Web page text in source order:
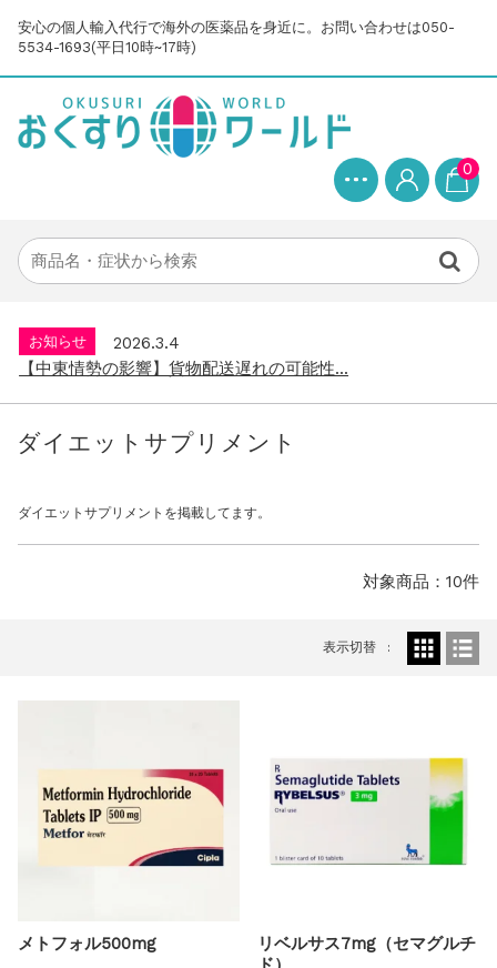
安心の個人輸入代行で海外の医薬品を身近に。お問い合わせは050-
5534-1693(平日10時~17時)
0
2025.8.24
問い合わせ停止期間のご案内...
お知らせ
2026.4.9
お知らせ
2026.3.4
【中東情勢の影響】貨物配送遅れの可能性...
お知らせ
2025.11.19
お知らせ
2025.8.24
【中東情勢の影響】貨物配送遅れの可能性...
2025.8.24
問い合わせ停止期間のご案内...
ダイエットサプリメント
ダイエットサプリメントを掲載してます。
対象商品：10件
表示切替
メトフォル500mg
リベルサス7mg（セマグルチ